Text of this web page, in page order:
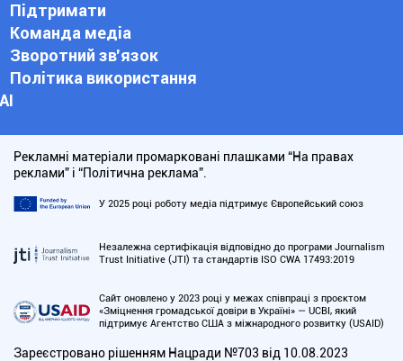
Підтримати
Команда медіа
Зворотний зв'язок
Політика використання
АІ
Рекламні матеріали промарковані плашками “На правах
реклами” і “Політична реклама”.
У 2025 році роботу медіа підтримує Європейський союз
Незалежна сертифікація відповідно до програми Journalism
Trust Initiative (JTI) та стандартів ISO CWA 17493:2019
Сайт оновлено у 2023 році у межах співпраці з проєктом
«Зміцнення громадської довіри в Україні» — UCBI, який
підтримує Агентство США з міжнародного розвитку (USAID)
Зареєстровано рішенням Нацради №703 від 10.08.2023